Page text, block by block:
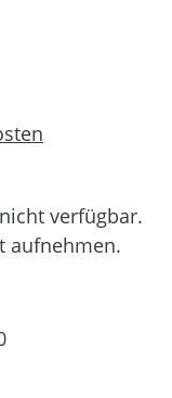
verfügbar.
aufnehmen.